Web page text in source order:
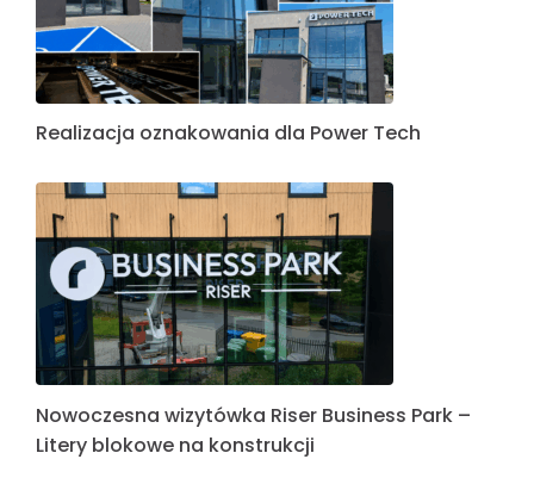
Realizacja oznakowania dla Power Tech
Nowoczesna wizytówka Riser Business Park –
Litery blokowe na konstrukcji